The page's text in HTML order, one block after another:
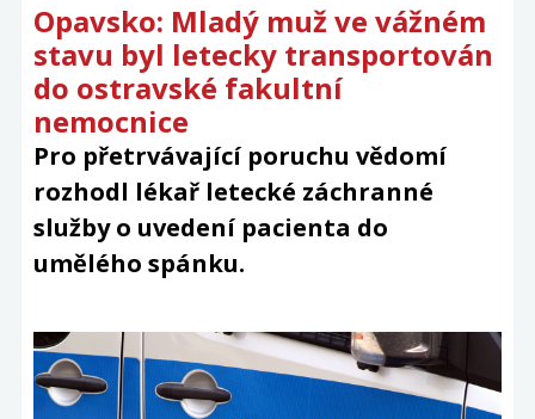
Opavsko: Mladý muž ve vážném
stavu byl letecky transportován
do ostravské fakultní
nemocnice
Pro přetrvávající poruchu vědomí
rozhodl lékař letecké záchranné
služby o uvedení pacienta do
umělého spánku.